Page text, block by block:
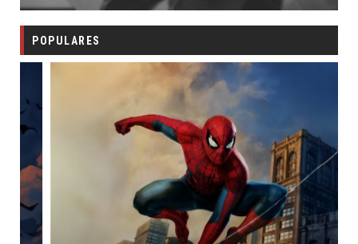
POPULARES